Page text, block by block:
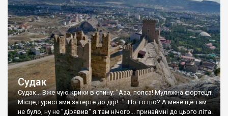
Судак
Судак... Вже чую крики в спину: "Ааа, попса! Муляжна фортеця!
Місце,туристами затерте до дір!..." Но то шо? А мене ще там
не було, ну не "дірявив" я там нічого... принаймні до цього літа.